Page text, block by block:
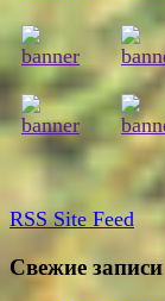
RSS Site Feed
Свежие записи